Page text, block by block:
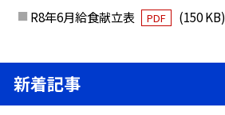
R8年6月給食献立表
PDF (150 KB)
新着記事